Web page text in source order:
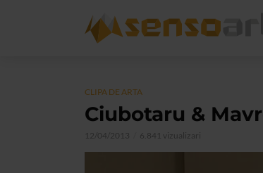
CLIPA DE ARTA
Ciubotaru &
12/04/2013 6.841 vizualizari